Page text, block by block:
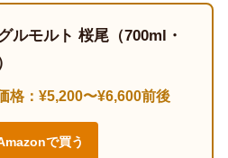
ルモルト 桜尾（700ml・
格：¥5,200〜¥6,600前後
で買う